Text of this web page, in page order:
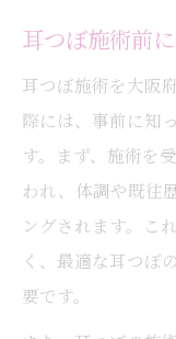
耳つぼ施術前
耳つぼ施術を大阪
際には、事前に知
す。まず、施術を
われ、体調や既往
ングされます。こ
く、最適な耳つぼ
要です。